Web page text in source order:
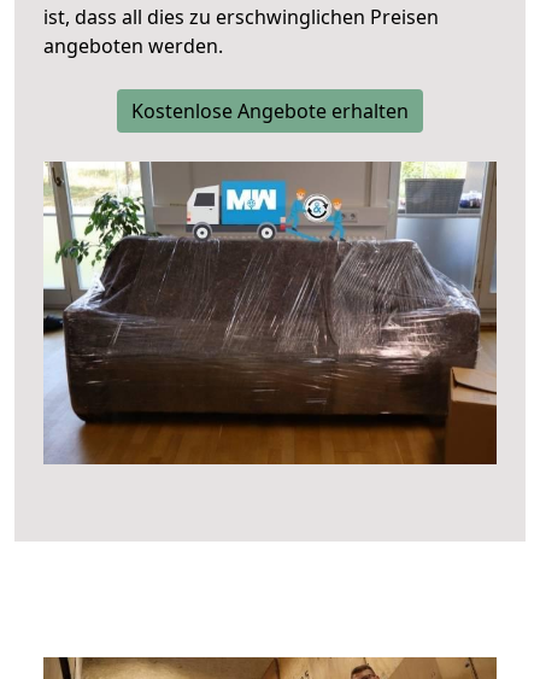
ist, dass all dies zu erschwinglichen Preisen
angeboten werden.
Kostenlose Angebote erhalten